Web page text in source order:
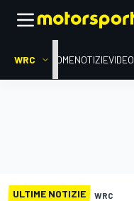
WRC HOMENOTIZIEVIDEO
ULTIME NOTIZIE WRC